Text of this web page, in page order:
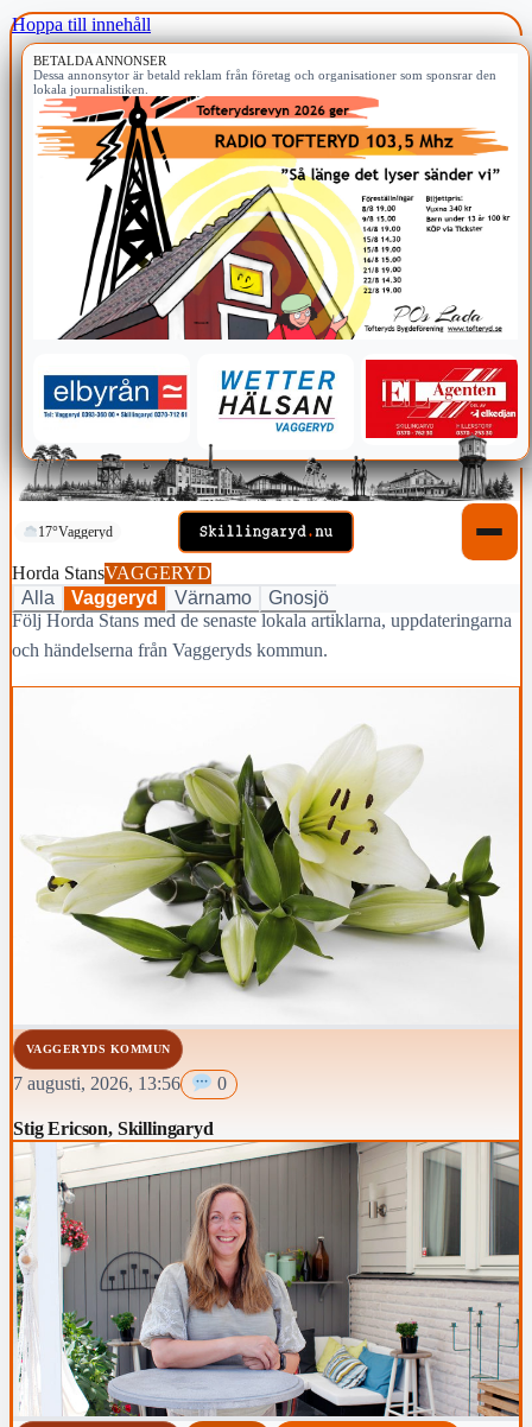
Hoppa till innehåll
BETALDA ANNONSER
Dessa annonsytor är betald reklam från företag och organisationer som sponsrar den
lokala journalistiken.
17°Vaggeryd
Horda StansVAGGERYD
Alla
Vaggeryd Värnamo
Gnosjö
Följ Horda Stans med de senaste lokala artiklarna, uppdateringarna
och händelserna från Vaggeryds kommun.
VAGGERYDS KOMMUN
7 augusti, 2026, 13:56 0
Stig Ericson, Skillingaryd